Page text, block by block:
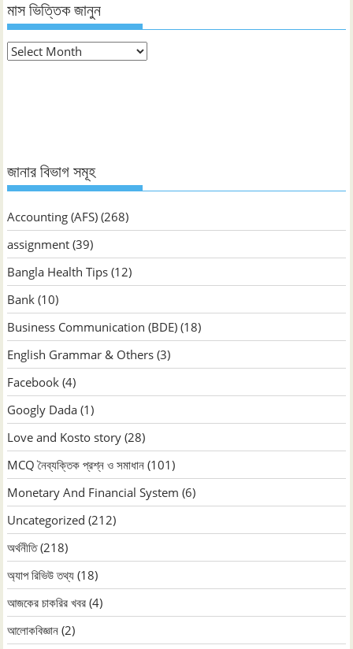
মাস ভিত্তিক জানুন
মাস
জানার বিভাগ সমূহ
Accounting (AFS) (268)
assignment (39)
Bangla Health Tips (12)
Bank (10)
Business Communication (BDE) (18)
English Grammar & Others (3)
Facebook (4)
Googly Dada (1)
Love and Kosto story (28)
MCQ নৈব্যক্তিক প্রশ্ন ও সমাধান (101)
Monetary And Financial System (6)
Uncategorized (212)
অর্থনীতি(218)
অ্যাপ রিভিউ তথ্য (18)
আজকের চাকরির খবর (4)
আলোকবিজ্ঞান (2)